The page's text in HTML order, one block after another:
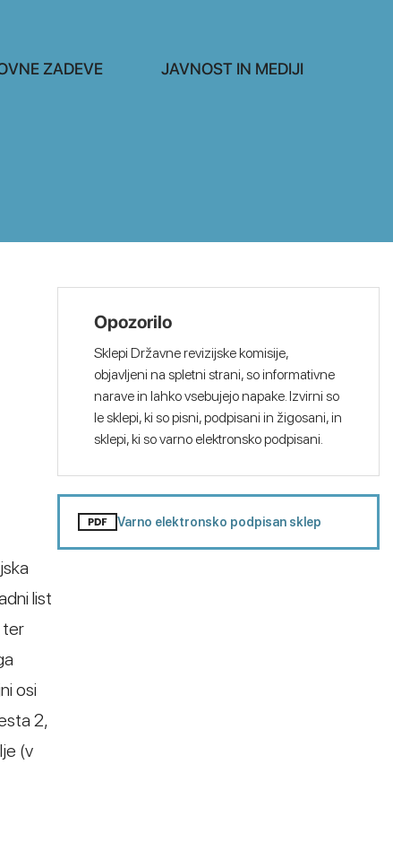
ZADEVE
JAVNOST IN MEDIJI
list
ter
osi
2,
(v
Opozorilo
Sklepi Državne revizijske komisije,
objavljeni na spletni strani, so informativne
narave in lahko vsebujejo napake. Izvirni so
le sklepi, ki so pisni, podpisani in žigosani, in
sklepi, ki so varno elektronsko podpisani.
Varno elektronsko podpisan sklep